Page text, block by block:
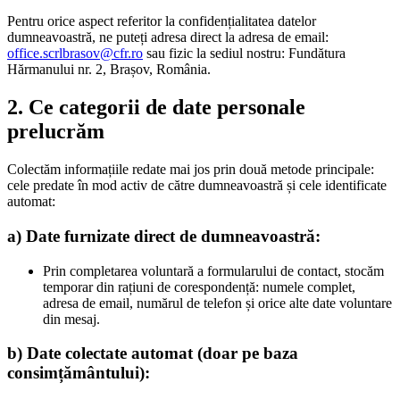
Pentru orice aspect referitor la confidențialitatea datelor
dumneavoastră, ne puteți adresa direct la adresa de email:
office.scrlbrasov@cfr.ro sau fizic la sediul nostru: Fundătura
Hărmanului nr. 2, Brașov, România.
2. Ce categorii de date personale
prelucrăm
Colectăm informațiile redate mai jos prin două metode principale:
cele predate în mod activ de către dumneavoastră și cele identificate
automat:
a) Date furnizate direct de dumneavoastră:
Prin completarea voluntară a formularului de contact, stocăm
temporar din rațiuni de corespondență: numele complet,
adresa de email, numărul de telefon și orice alte date voluntare
din mesaj.
b) Date colectate automat (doar pe baza
consimțământului):